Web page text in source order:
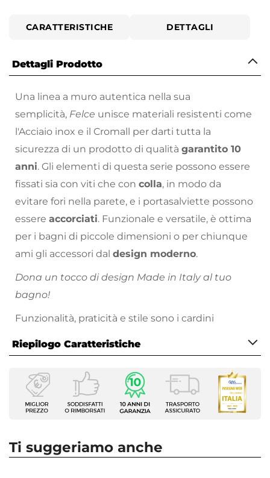
CARATTERISTICHE DETTAGLI
Dettagli Prodotto
Una linea a muro autentica nella sua
semplicità, Felce unisce materiali resistenti come
l'Acciaio inox e il Cromall per darti tutta la
sicurezza di un prodotto di qualità garantito 10
anni. Gli elementi di questa serie possono essere
fissati sia con viti che con colla, in modo da
evitare fori nella parete, e i portasalviette possono
essere accorciati. Funzionale e versatile, è ottima
per i bagni di piccole dimensioni o per chiunque
ami gli accessori dal design moderno.
Dona un tocco di design Made in Italy al tuo
bagno!
Funzionalità, praticità e stile sono i cardini
standard elevato ed un rapporto qualità-prezzo
senza paragoni.
Riepilogo Caratteristiche
Caratteristiche
Tipologia
Anello portasalviette
Serie
Ti suggeriamo anche